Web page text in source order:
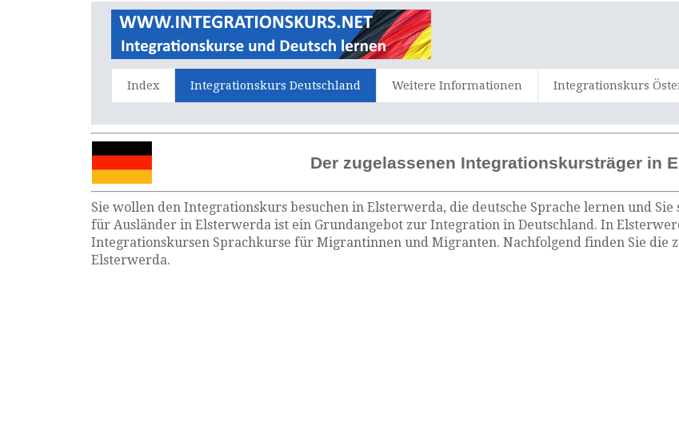
Index Integrationskurs Deutschland Weitere Informationen Integrationskurs
Der zugelassenen Integrationskursträger in
Sie wollen den Integrationskurs besuchen in Elsterwerda, die deutsche Sprache lernen und
für Ausländer in Elsterwerda ist ein Grundangebot zur Integration in Deutschland. In
Integrationskursen Sprachkurse für Migrantinnen und Migranten. Nachfolgend finden Sie die
Elsterwerda.